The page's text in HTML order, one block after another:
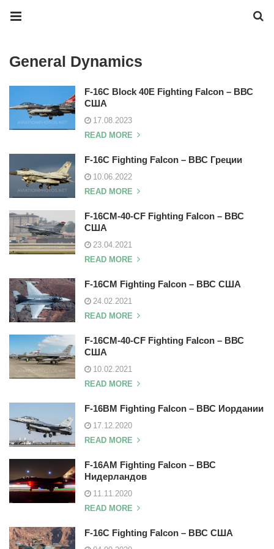
General Dynamics
F-16C Block 40E Fighting Falcon – ВВС
США
17.08.2023
READ MORE
F-16C Fighting Falcon – ВВС Греции
10.06.2022
READ MORE
F-16CM-40-CF Fighting Falcon – ВВС
США
23.04.2021
READ MORE
F-16CM Fighting Falcon – ВВС США
24.02.2021
READ MORE
F-16CM-40-CF Fighting Falcon – ВВС
США
10.02.2021
READ MORE
F-16BM Fighting Falcon – ВВС Иордании
17.12.2020
READ MORE
F-16AM Fighting Falcon – ВВС
Нидерландов
11.11.2020
READ MORE
F-16C Fighting Falcon – ВВС США